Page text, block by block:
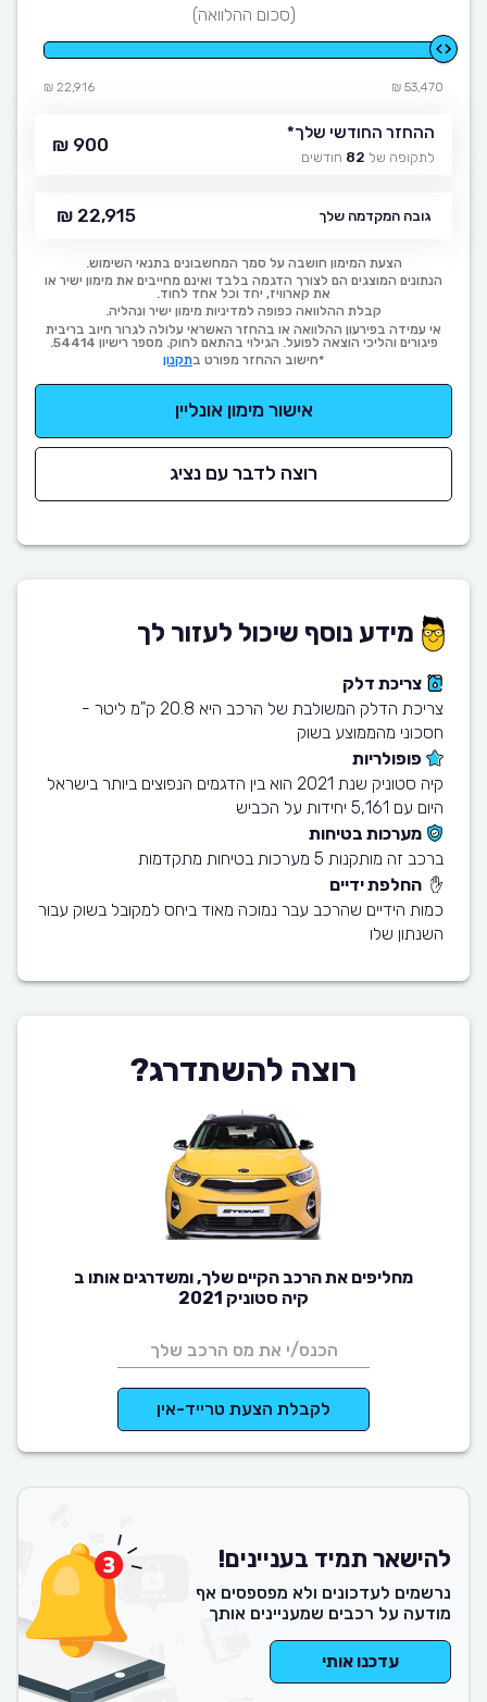
(סכום ההלוואה)
53,470 ₪
22,916 ₪
ההחזר החודשי שלך*
לתקופה של 82 חודשים
900 ₪
גובה המקדמה שלך 22,915 ₪
הצעת המימון חושבה על סמך המחשבונים בתנאי השימוש.
הנתונים המוצגים הם לצורך הדגמה בלבד ואינם מחייבים את מימון ישיר או
את קארוויז, יחד וכל אחד לחוד.
קבלת ההלוואה כפופה למדיניות מימון ישיר ונהליה.
אי עמידה בפירעון ההלוואה או בהחזר האשראי עלולה לגרור חיוב בריבית
פיגורים והליכי הוצאה לפועל. הגילוי בהתאם לחוק. מספר רישיון 54414.
*חישוב ההחזר מפורט בתקנון
אישור מימון אונליין
רוצה לדבר עם נציג
מידע נוסף שיכול לעזור לך
צריכת דלק
צריכת הדלק המשולבת של הרכב היא 20.8 ק"מ ליטר -
חסכוני מהממוצע בשוק
פופולריות
קיה סטוניק שנת 2021 הוא בין הדגמים הנפוצים ביותר בישראל
היום עם 5,161 יחידות על הכביש
מערכות בטיחות
ברכב זה מותקנות 5 מערכות בטיחות מתקדמות
החלפת ידיים
כמות הידיים שהרכב עבר נמוכה מאוד ביחס למקובל בשוק עבור
השנתון שלו
רוצה להשתדרג?
מחליפים את הרכב הקיים שלך, ומשדרגים אותו ב
קיה סטוניק 2021
לקבלת הצעת טרייד-אין
להישאר תמיד בעניינים!
נרשמים לעדכונים ולא מפספסים אף
מודעה על רכבים שמעניינים אותך
עדכנו אותי